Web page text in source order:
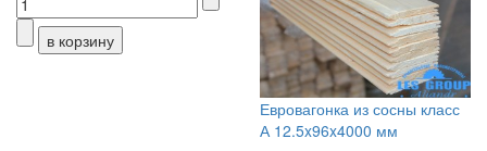
Евровагонка из сосны класс
А 12.5x96x4000 мм